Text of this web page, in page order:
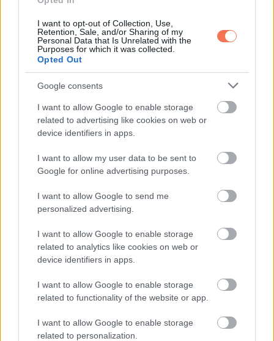
I want to opt-out of Collection, Use,
Retention, Sale, and/or Sharing of my
Personal Data that Is Unrelated with the
Purposes for which it was collected.
Opted Out
Google consents
I want to allow Google to enable storage
related to advertising like cookies on web or
device identifiers in apps.
I want to allow my user data to be sent to
Google for online advertising purposes.
I want to allow Google to send me
personalized advertising.
I want to allow Google to enable storage
related to analytics like cookies on web or
device identifiers in apps.
I want to allow Google to enable storage
related to functionality of the website or app.
I want to allow Google to enable storage
related to personalization.
KÖVETKEZŐ POSZT
Egy csecsemőt találtam a verandánkon, a
régen eltűnt lányom farmerdzsekijébe
bugyolálva, a zsebéből előkerülő üzenet
pedig mindent felforgatott
További bejegyzések